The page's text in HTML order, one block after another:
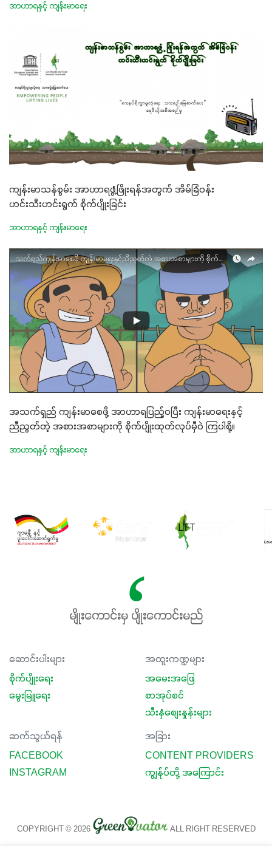
အာဟာရနှင့် ကျန်းမာရေး
ကျန်းမာသန်စွမ်း အာဟာရဖွံ့ဖြိုးရန်အတွက် အိမ်ခြံဝန်း
ဟင်းသီးဟင်းရွက် စိုက်ပျိုးခြင်း
အာဟာရနှင့် ကျန်းမာရေး
အသက်ရှည် ကျန်းမာစေဖို့ အာဟာရပြည့်ဝပြီး ကျန်းမာရေးနှင့်
ညီညွတ်တဲ့ အစားအစာများကို စိုက်ပျိုးထုတ်လုပ်မှီဝဲ ကြပါစို့။
အာဟာရနှင့် ကျန်းမာရေး
မျိုးကောင်းမှ ပျိုးကောင်းမည်
ဆောင်းပါးများ
စိုက်ပျိုးရေး
မွေးမြူရေး
အထူးကဏ္ဍများ
အမေးအဖြေ
စာအုပ်စင်
သီးနှံစျေးနှုန်းများ
ဆက်သွယ်ရန်
FACEBOOK
INSTAGRAM
အခြား
CONTENT PROVIDERS
ကျွန်ုပ်တို့ အကြောင်း
COPYRIGHT © 2026 ALL RIGHT RESERVED